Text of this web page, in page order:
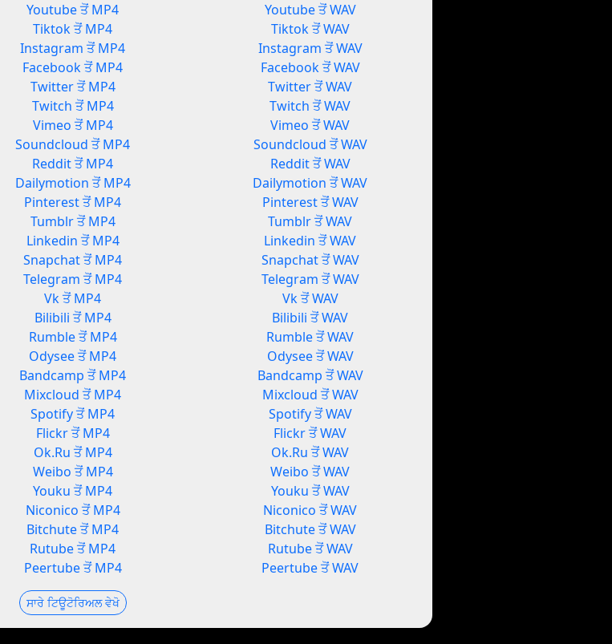
Youtube ਤੋਂ MP4
Tiktok ਤੋਂ MP4
Instagram ਤੋਂ MP4
Facebook ਤੋਂ MP4
Twitter ਤੋਂ MP4
Twitch ਤੋਂ MP4
Vimeo ਤੋਂ MP4
Soundcloud ਤੋਂ MP4
Reddit ਤੋਂ MP4
Dailymotion ਤੋਂ MP4
Pinterest ਤੋਂ MP4
Tumblr ਤੋਂ MP4
Linkedin ਤੋਂ MP4
Snapchat ਤੋਂ MP4
Telegram ਤੋਂ MP4
Vk ਤੋਂ MP4
Bilibili ਤੋਂ MP4
Rumble ਤੋਂ MP4
Odysee ਤੋਂ MP4
Bandcamp ਤੋਂ MP4
Mixcloud ਤੋਂ MP4
Spotify ਤੋਂ MP4
Flickr ਤੋਂ MP4
Ok.Ru ਤੋਂ MP4
Weibo ਤੋਂ MP4
Youku ਤੋਂ MP4
Niconico ਤੋਂ MP4
Bitchute ਤੋਂ MP4
Rutube ਤੋਂ MP4
Peertube ਤੋਂ MP4
Youtube ਤੋਂ WAV
Tiktok ਤੋਂ WAV
Instagram ਤੋਂ WAV
Facebook ਤੋਂ WAV
Twitter ਤੋਂ WAV
Twitch ਤੋਂ WAV
Vimeo ਤੋਂ WAV
Soundcloud ਤੋਂ WAV
Reddit ਤੋਂ WAV
Dailymotion ਤੋਂ WAV
Pinterest ਤੋਂ WAV
Tumblr ਤੋਂ WAV
Linkedin ਤੋਂ WAV
Snapchat ਤੋਂ WAV
Telegram ਤੋਂ WAV
Vk ਤੋਂ WAV
Bilibili ਤੋਂ WAV
Rumble ਤੋਂ WAV
Odysee ਤੋਂ WAV
Bandcamp ਤੋਂ WAV
Mixcloud ਤੋਂ WAV
Spotify ਤੋਂ WAV
Flickr ਤੋਂ WAV
Ok.Ru ਤੋਂ WAV
Weibo ਤੋਂ WAV
Youku ਤੋਂ WAV
Niconico ਤੋਂ WAV
Bitchute ਤੋਂ WAV
Rutube ਤੋਂ WAV
Peertube ਤੋਂ WAV
ਸਾਰੇ ਟਿਊਟੋਰਿਅਲ ਵੇਖੋ